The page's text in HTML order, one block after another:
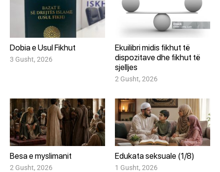
Dobia e Usul Fikhut
3 Gusht, 2026
Ekuilibri midis fikhut të
dispozitave dhe fikhut të
sjelljes
2 Gusht, 2026
Besa e myslimanit
2 Gusht, 2026
Edukata seksuale (1/8)
1 Gusht, 2026